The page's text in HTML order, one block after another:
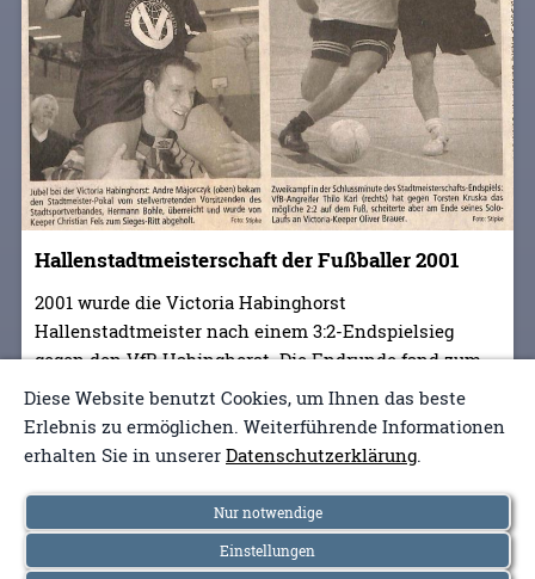
Hallenstadtmeisterschaft der Fußballer 2001
2001 wurde die Victoria Habinghorst
Hallenstadtmeister nach einem 3:2-Endspielsieg
gegen den VfB Habinghorst. Die Endrunde fand zum
Jahreswechsel auf 2002 statt.
Diese Website benutzt Cookies, um Ihnen das beste
Erlebnis zu ermöglichen. Weiterführende Informationen
erhalten Sie in unserer Datenschutzerklärung.
Nur notwendige
Einstellungen